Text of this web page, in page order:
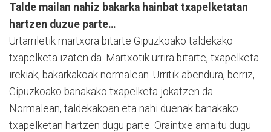
Talde mailan nahiz bakarka hainbat txapelketatan
hartzen duzue parte…
Urtarriletik martxora bitarte Gipuzkoako taldekako
txapelketa izaten da. Martxotik urrira bitarte, txapelketa
irekiak; bakarkakoak normalean. Urritik abendura, berriz,
Gipuzkoako banakako txapelketa jokatzen da.
Normalean, taldekakoan eta nahi duenak banakako
txapelketan hartzen dugu parte. Oraintxe amaitu dugu